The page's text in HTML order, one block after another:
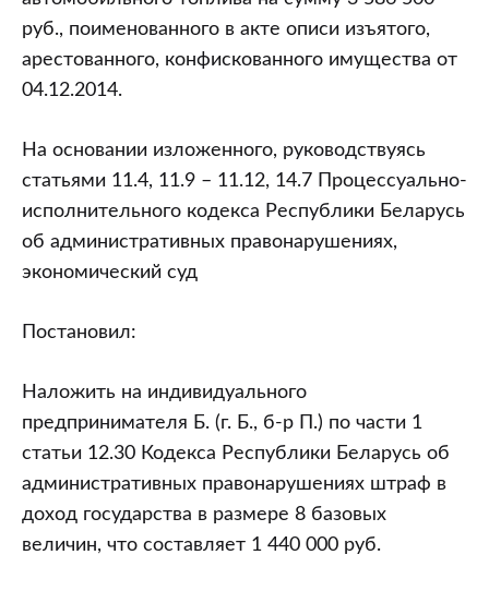
руб., поименованного в акте описи изъятого,
арестованного, конфискованного имущества от
04.12.2014.
На основании изложенного, руководствуясь
статьями 11.4, 11.9 – 11.12, 14.7 Процессуально-
исполнительного кодекса Республики Беларусь
об административных правонарушениях,
экономический суд
Постановил:
Наложить на индивидуального
предпринимателя Б. (г. Б., б-р П.) по части 1
статьи 12.30 Кодекса Республики Беларусь об
административных правонарушениях штраф в
доход государства в размере 8 базовых
величин, что составляет 1 440 000 руб.